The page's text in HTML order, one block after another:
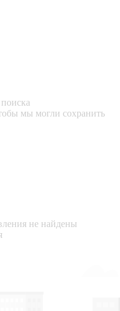
мы могли сохранить
не найдены